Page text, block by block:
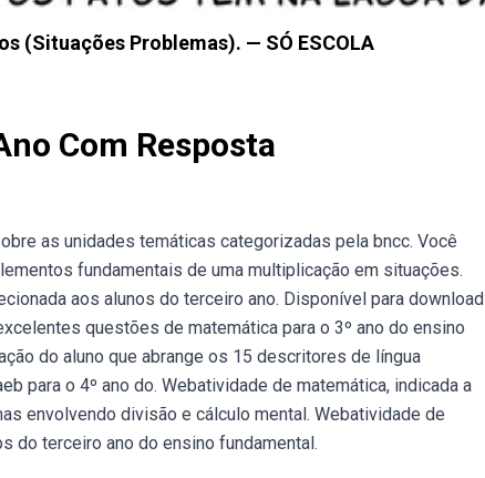
(Situações Problemas). — SÓ ESCOLA
Com Resposta
as unidades temáticas categorizadas pela bncc. Você
fundamentais de uma multiplicação em situações.
aos alunos do terceiro ano. Disponível para download
questões de matemática para o 3º ano do ensino
do aluno que abrange os 15 descritores de língua
para o 4º ano do. Webatividade de matemática, indicada a
envolvendo divisão e cálculo mental. Webatividade de
do terceiro ano do ensino fundamental.